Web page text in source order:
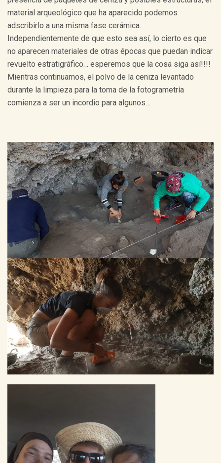
material arqueológico que ha aparecido podemos
adscribirlo a una misma fase cerámica.
Independientemente de que esto sea así, lo cierto es que
no aparecen materiales de otras épocas que puedan indicar
revuelto estratigráfico… esperemos que la cosa siga así!!!!
Mientras continuamos, el polvo de la ceniza levantado
durante la limpieza para la toma de la fotogrametría
comienza a ser un incordio para algunos…